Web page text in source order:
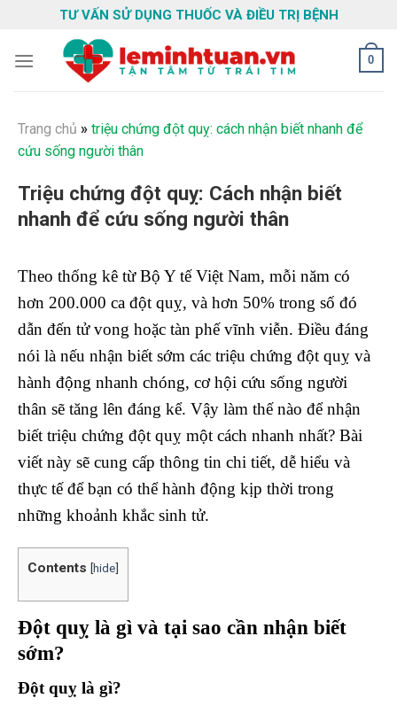
content
TƯ VẤN SỬ DỤNG THUỐC VÀ ĐIỀU TRỊ BỆNH
0
Trang chủ » triệu chứng đột quỵ: cách nhận biết nhanh để
cứu sống người thân
Triệu chứng đột quỵ: Cách nhận biết
nhanh để cứu sống người thân
Theo thống kê từ Bộ Y tế Việt Nam, mỗi năm có
hơn 200.000 ca đột quỵ, và hơn 50% trong số đó
dẫn đến tử vong hoặc tàn phế vĩnh viễn. Điều đáng
nói là nếu nhận biết sớm các triệu chứng đột quỵ và
hành động nhanh chóng, cơ hội cứu sống người
thân sẽ tăng lên đáng kể. Vậy làm thế nào để nhận
biết triệu chứng đột quỵ một cách nhanh nhất? Bài
viết này sẽ cung cấp thông tin chi tiết, dễ hiểu và
thực tế để bạn có thể hành động kịp thời trong
những khoảnh khắc sinh tử.
Contents [hide]
Đột quỵ là gì và tại sao cần nhận biết
sớm?
Đột quỵ là gì?